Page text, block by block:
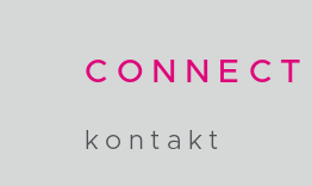
CONNECT
kontakt